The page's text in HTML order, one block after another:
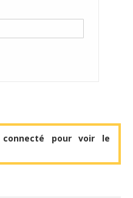
pour voir le